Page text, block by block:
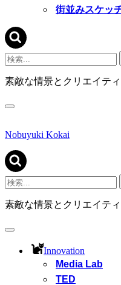
街並みスケッ
検
索...
素敵な情景とクリエイテ
ナ
ゲ
シ
ョ
ン
メ
ニ
ュ
Nobuyuki Kokai
検
索...
素敵な情景とクリエイテ
ナ
Innovation
Media Lab
TED